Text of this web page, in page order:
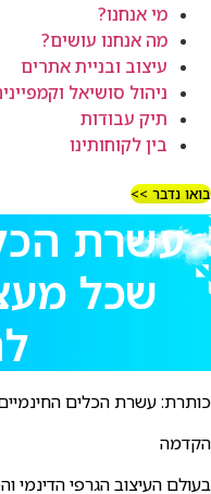
מי אנחנו?
מה אנחנו עושים?
עיצוב ובניית אתרים
ניהול סושיאל
תיק עבודות
בין לקוחותינו
בואו נדבר >>
עשרת
שכל
כותרת: עשרת הכלים
הקדמה
בעולם העיצוב הגרפי